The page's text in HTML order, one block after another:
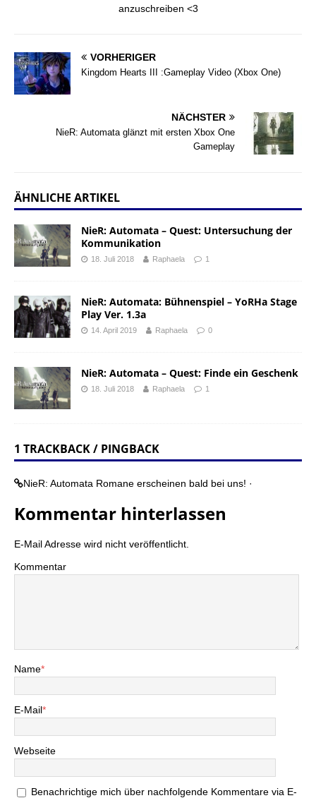
anzuschreiben <3
VORHERIGER
Kingdom Hearts III :Gameplay Video (Xbox One)
NÄCHSTER
NieR: Automata glänzt mit ersten Xbox One
Gameplay
ÄHNLICHE ARTIKEL
NieR: Automata – Quest: Untersuchung der
Kommunikation
18. Juli 2018 Raphaela 1
NieR: Automata: Bühnenspiel – YoRHa Stage
Play Ver. 1.3a
14. April 2019 Raphaela 0
NieR: Automata – Quest: Finde ein Geschenk
18. Juli 2018 Raphaela 1
1 TRACKBACK / PINGBACK
NieR: Automata Romane erscheinen bald bei uns! ·
Kommentar hinterlassen
E-Mail Adresse wird nicht veröffentlicht.
Kommentar
Name*
E-Mail*
Webseite
Benachrichtige mich über nachfolgende Kommentare via E-